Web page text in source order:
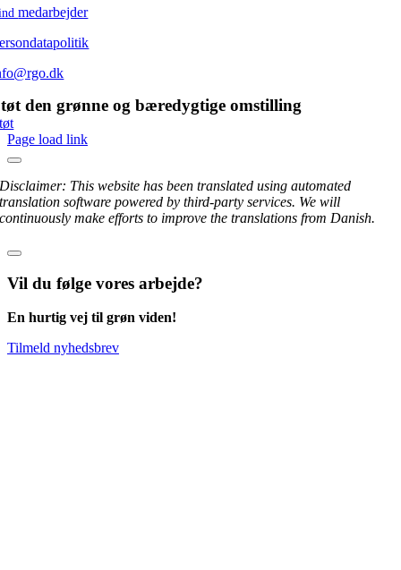
medarbejder
den grønne og bæredygtige omstilling
Page load link
Disclaimer: This website has been translated using automated
translation software powered by third-party services. We will
continuously make efforts to improve the translations from Danish.
Vil du følge vores arbejde?
En hurtig vej til grøn viden!
Tilmeld nyhedsbrev